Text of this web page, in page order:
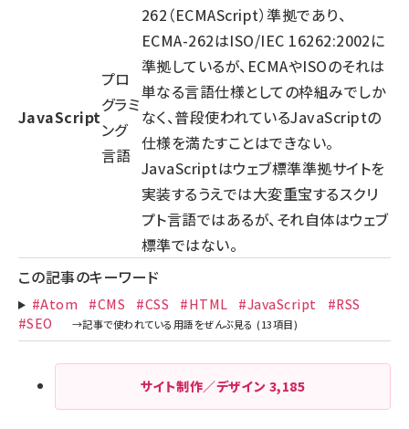
JavaScript
プロ
グラミ
ング
言語
262（ECMAScript）準拠であり、
ECMA-262はISO/IEC 16262:2002に
準拠しているが、ECMAやISOのそれは
単なる言語仕様としての枠組みでしか
なく、普段使われているJavaScriptの
仕様を満たすことはできない。
JavaScriptはウェブ標準準拠サイトを
実装するうえでは大変重宝するスクリ
プト言語ではあるが、それ自体はウェブ
標準ではない。
この記事のキーワード
#Atom #CMS #CSS #HTML #JavaScript
#RSS
#SEO
サイト制作／デザイン 3,185